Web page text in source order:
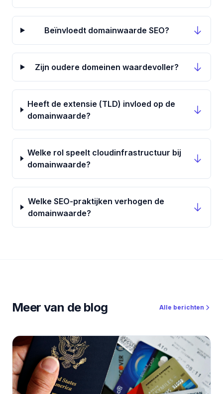
Beïnvloedt domainwaarde SEO?
Zijn oudere domeinen waardevoller?
Heeft de extensie (TLD) invloed op de
domainwaarde?
Welke rol speelt cloudinfrastructuur bij
domainwaarde?
Welke SEO-praktijken verhogen de
domainwaarde?
Meer van de blog Alle berichten